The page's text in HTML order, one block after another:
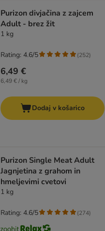
Purizon divjačina z zajcem
Adult - brez žit
1 kg
6,49 €
6,49 € / kg
Rating: 4.6/5 (252)
Dodaj v košarico
Purizon Single Meat Adult
Jagnjetina z grahom in
hmeljevimi cvetovi
1 kg
Rating: 4.6/5 (274)